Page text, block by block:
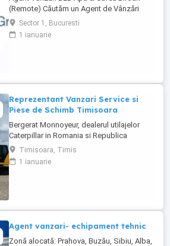
(Remote) Căutăm un Agent de Vânzări
B2B motivat, orientat spre rezultate, pentru
promovarea soluțiilor de apă și cafea
dedicate mediului office. Zonă
Sector 1, Bucuresti
1 ianuarie
Reprezentant Vanzari Service si
Piese de Schimb Timisoara
Bergerat Monnoyeur, dealerul utilajelor
Caterpillar in Romania si Republica
Moldova, angajeaza Reprezentant Vanzari
Service si Piese de Schimb, pentru divizia
de utilaje. Cerinte: Studii superioare în
Timisoara, Timis
1 ianuarie
Agent vanzari- echipament tehnic
Zonă alocată: Prahova, Buzău, Sibiu, Alba,